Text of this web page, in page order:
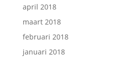
april 2018
maart 2018
februari 2018
januari 2018